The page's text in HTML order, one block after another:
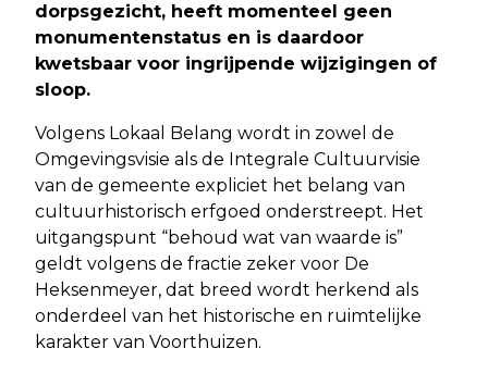
dorpsgezicht, heeft momenteel geen
monumentenstatus en is daardoor
kwetsbaar voor ingrijpende wijzigingen of
sloop.
Volgens Lokaal Belang wordt in zowel de
Omgevingsvisie als de Integrale Cultuurvisie
van de gemeente expliciet het belang van
cultuurhistorisch erfgoed onderstreept. Het
uitgangspunt “behoud wat van waarde is”
geldt volgens de fractie zeker voor De
Heksenmeyer, dat breed wordt herkend als
onderdeel van het historische en ruimtelijke
karakter van Voorthuizen.